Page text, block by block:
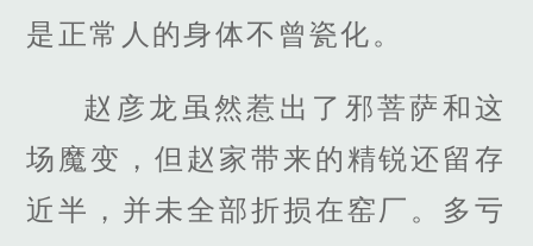
是正常人的身体不曾瓷化。
赵彦龙虽然惹出了邪菩萨和这
场魔变，但赵家带来的精锐还留存
近半，并未全部折损在窑厂。多亏